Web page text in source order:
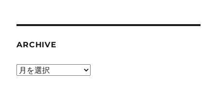
ARCHIVE
ARCHIVE